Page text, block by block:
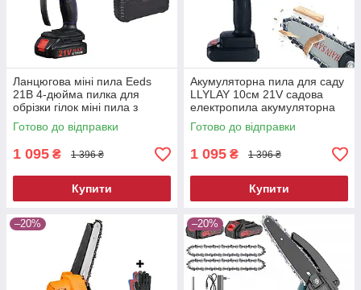
Ланцюгова міні пила Eeds
21В 4-дюйма пилка для
обрізки гілок міні пила з
акумулятором
Готово до відправки
1 095 ₴ 1 396 ₴
Купити
Акумуляторна пила для саду
LLYLAY 10см 21V садова
електропила акумуляторна
бездротова міні пила
Готово до відправки
1 095 ₴ 1 396 ₴
Купити
–20% –20%